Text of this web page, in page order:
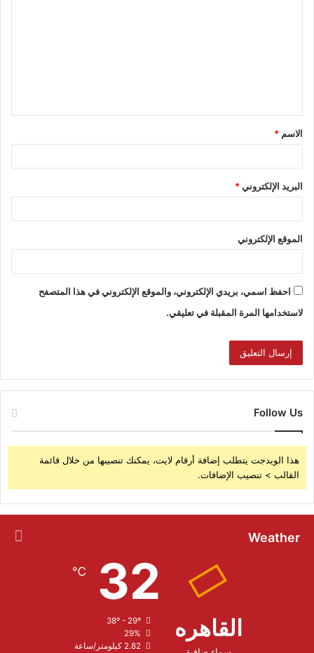
الاسم *
البريد الإلكتروني*
الموقع الإلكتروني
احفظ اسمي، بريدي الإلكتروني، والموقع الإلكتروني في هذا المتصفح
لاستخدامها المرة المقبلة في تعليقي.
Follow Us
هذا الويدجت يتطلب إضافة أرقام لايت، يمكنك تنصيبها من خلال قائمة
القالب > تنصيب الإضافات.
Weather
القاهره
32
℃
38º - 29º
29%
2.82 كيلومتر/ساعة